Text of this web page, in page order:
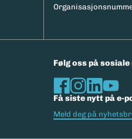
Følg oss på sosiale
Få siste nytt på e-
Meld deg på